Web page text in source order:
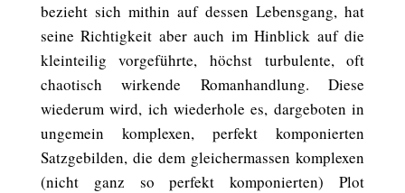
bezieht sich mithin auf dessen Lebensgang, hat
seine Richtigkeit aber auch im Hinblick auf die
kleinteilig vorgeführte, höchst turbulente, oft
chaotisch wirkende Romanhandlung. Diese
wiederum wird, ich wiederhole es, dargeboten in
ungemein komplexen, perfekt komponierten
Satzgebilden, die dem gleichermassen komplexen
(nicht ganz so perfekt komponierten) Plot